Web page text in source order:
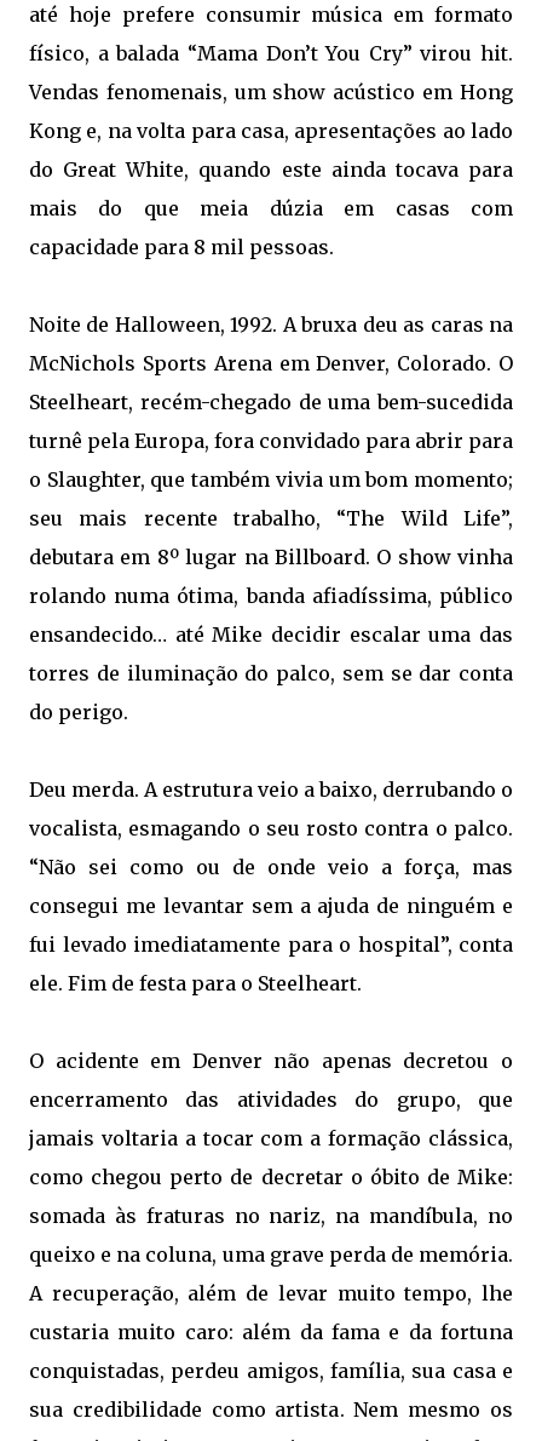
até hoje prefere consumir música em formato
físico, a balada “Mama Don’t You Cry” virou hit.
Vendas fenomenais, um show acústico em Hong
Kong e, na volta para casa, apresentações ao lado
do Great White, quando este ainda tocava para
mais do que meia dúzia em casas com
capacidade para 8 mil pessoas.
Noite de Halloween, 1992. A bruxa deu as caras na
McNichols Sports Arena em Denver, Colorado. O
Steelheart, recém-chegado de uma bem-sucedida
turnê pela Europa, fora convidado para abrir para
o Slaughter, que também vivia um bom momento;
seu mais recente trabalho, “The Wild Life”,
debutara em 8º lugar na Billboard. O show vinha
rolando numa ótima, banda afiadíssima, público
ensandecido… até Mike decidir escalar uma das
torres de iluminação do palco, sem se dar conta
do perigo.
Deu merda. A estrutura veio a baixo, derrubando o
vocalista, esmagando o seu rosto contra o palco.
“Não sei como ou de onde veio a força, mas
consegui me levantar sem a ajuda de ninguém e
fui levado imediatamente para o hospital”, conta
ele. Fim de festa para o Steelheart.
O acidente em Denver não apenas decretou o
encerramento das atividades do grupo, que
jamais voltaria a tocar com a formação clássica,
como chegou perto de decretar o óbito de Mike:
somada às fraturas no nariz, na mandíbula, no
queixo e na coluna, uma grave perda de memória.
A recuperação, além de levar muito tempo, lhe
custaria muito caro: além da fama e da fortuna
conquistadas, perdeu amigos, família, sua casa e
sua credibilidade como artista. Nem mesmo os